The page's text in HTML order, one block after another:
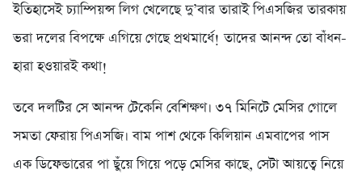
ইতিহাসেই চ্যাম্পিয়ন্স লিগ খেলেছে দু’বার তারাই পিএসজির তারকায়
ভরা দলের বিপক্ষে এগিয়ে গেছে প্রথমার্ধে! তাদের আনন্দ তো বাঁধন-
হারা হওয়ারই কথা!
তবে দলটির সে আনন্দ টেকেনি বেশিক্ষণ। ৩৭ মিনিটে মেসির গোলে
সমতা ফেরায় পিএসজি। বাম পাশ থেকে কিলিয়ান এমবাপের পাস
এক ডিফেন্ডারের পা ছুঁয়ে গিয়ে পড়ে মেসির কাছে, সেটা আয়ত্বে নিয়ে